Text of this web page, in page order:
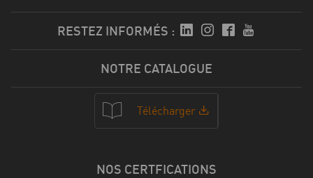
RESTEZ INFORMÉS :
NOTRE CATALOGUE
Télécharger
NOS CERTFICATIONS